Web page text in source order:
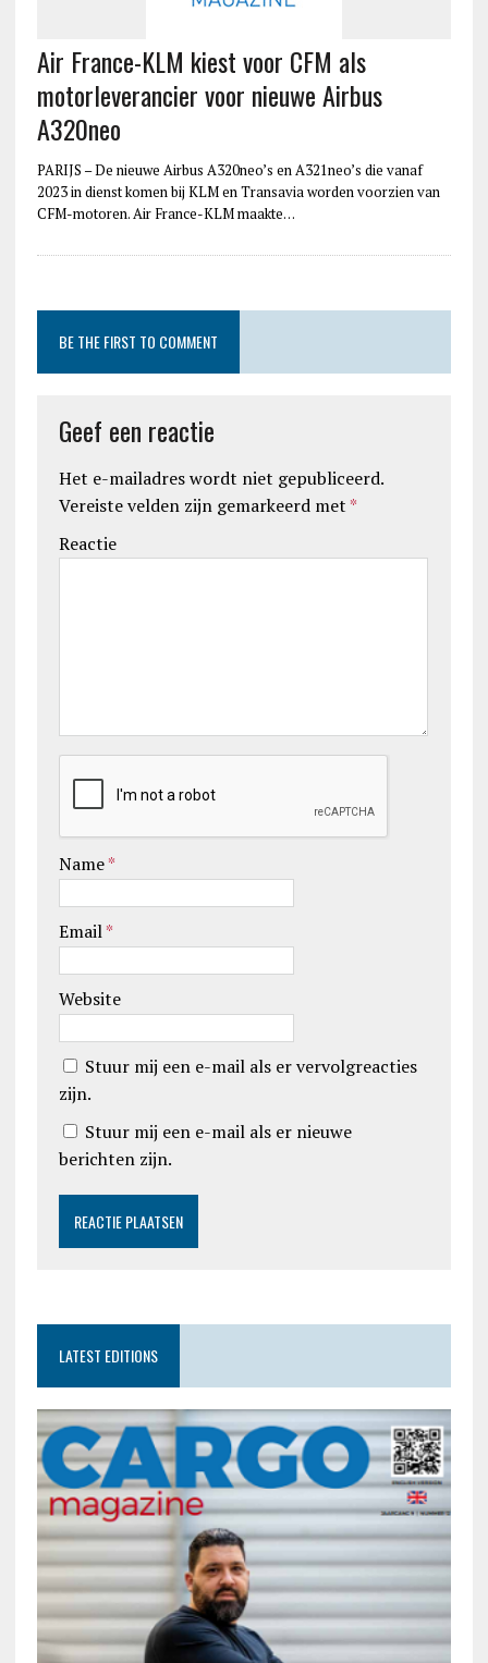
Air France-KLM kiest voor CFM als
motorleverancier voor nieuwe Airbus
A320neo
PARIJS – De nieuwe Airbus A320neo’s en A321neo’s die vanaf
2023 in dienst komen bij KLM en Transavia worden voorzien van
CFM-motoren. Air France-KLM maakte…
BE THE FIRST TO COMMENT
Geef een reactie
Het e-mailadres wordt niet gepubliceerd.
Vereiste velden zijn gemarkeerd met *
Reactie
Name*
Email*
Website
Stuur mij een e-mail als er vervolgreacties
zijn.
Stuur mij een e-mail als er nieuwe
berichten zijn.
LATEST EDITIONS